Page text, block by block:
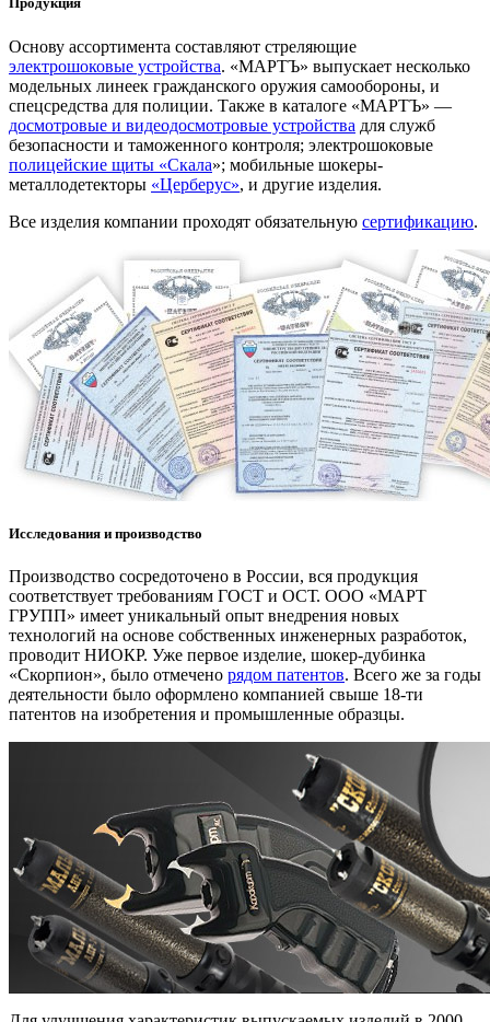
Основу ассортимента составляют стреляющие
электрошоковые устройства. «МАРТЪ» выпускает несколько
модельных линеек гражданского оружия самообороны, и
спецсредства для полиции. Также в каталоге «МАРТЪ» —
досмотровые и видеодосмотровые устройства для служб
безопасности и таможенного контроля; электрошоковые
полицейские щиты «Скала»; мобильные шокеры-
металлодетекторы «Церберус», и другие изделия.
Все изделия компании проходят обязательную сертификацию.
Исследования и производство
Производство сосредоточено в России, вся продукция
соответствует требованиям ГОСТ и ОСТ. ООО «МАРТ
ГРУПП» имеет уникальный опыт внедрения новых
технологий на основе собственных инженерных разработок,
проводит НИОКР. Уже первое изделие, шокер-дубинка
«Скорпион», было отмечено рядом патентов. Всего же за годы
деятельности было оформлено компанией свыше 18-ти
патентов на изобретения и промышленные образцы.